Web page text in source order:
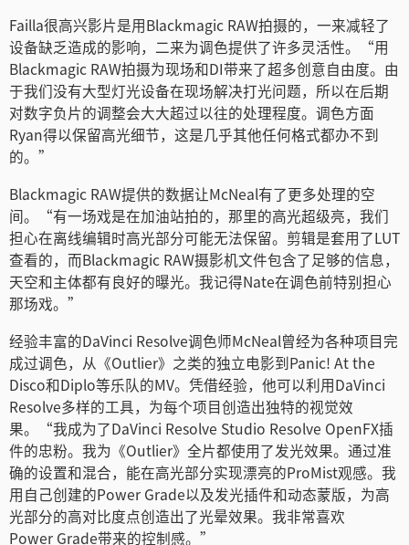
Failla很高兴影片是用Blackmagic RAW拍摄的，一来减轻了
设备缺乏造成的影响，二来为调色提供了许多灵活性。“用
Blackmagic RAW拍摄为现场和DI带来了超多创意自由度。由
于我们没有大型灯光设备在现场解决打光问题，所以在后期
对数字负片的调整会大大超过以往的处理程度。调色方面
Ryan得以保留高光细节，这是几乎其他任何格式都办不到
的。”
Blackmagic RAW提供的数据让McNeal有了更多处理的空
间。“有一场戏是在加油站拍的，那里的高光超级亮，我们
担心在离线编辑时高光部分可能无法保留。剪辑是套用了LUT
查看的，而Blackmagic RAW摄影机文件包含了足够的信息，
天空和主体都有良好的曝光。我记得Nate在调色前特别担心
那场戏。”
经验丰富的DaVinci Resolve调色师McNeal曾经为各种项目完
成过调色，从《Outlier》之类的独立电影到Panic! At the
Disco和Diplo等乐队的MV。凭借经验，他可以利用DaVinci
Resolve多样的工具，为每个项目创造出独特的视觉效
果。“我成为了DaVinci Resolve Studio Resolve OpenFX插
件的忠粉。我为《Outlier》全片都使用了发光效果。通过准
确的设置和混合，能在高光部分实现漂亮的ProMist观感。我
用自己创建的Power Grade以及发光插件和动态蒙版，为高
光部分的高对比度点创造出了光晕效果。我非常喜欢
Power Grade带来的控制感。”